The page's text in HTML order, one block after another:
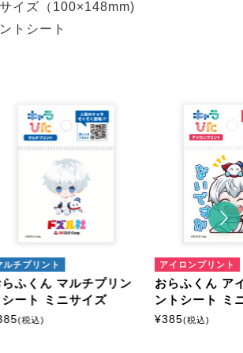
イズ（100×148mm)
トシート
ルチプリント
らふくん マルチプリン
シート ミニサイズ
(税込)
アイロンプリント
おらふくん ア
ントシート ミ
¥385(税込)